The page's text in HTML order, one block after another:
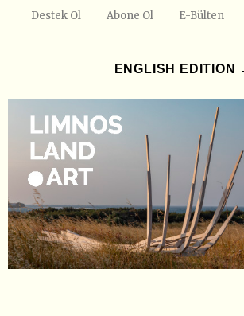
Destek Ol Abone Ol E-Bülten
ENGLISH EDITION